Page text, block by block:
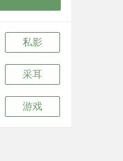
私影
采耳
游戏